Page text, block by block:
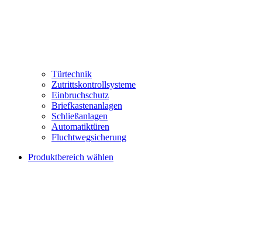
Türtechnik
Zutrittskontrollsysteme
Einbruchschutz
Briefkastenanlagen
Schließanlagen
Automatiktüren
Fluchtwegsicherung
Produktbereich wählen